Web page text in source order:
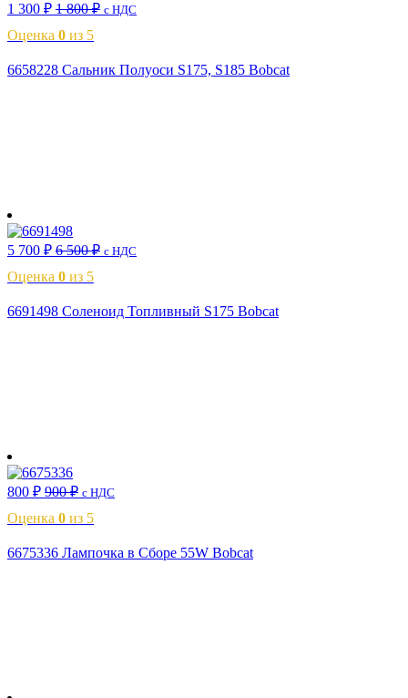
1 300 ₽ 1 800₽ с НДС
Оценка 0 из 5
6658228 Сальник Полуоси S175, S185 Bobcat
5 700 ₽ 6 500₽ с НДС
Оценка 0 из 5
6691498 Соленоид Топливный S175 Bobcat
800 ₽ 900₽ с НДС
Оценка 0 из 5
6675336 Лампочка в Сборе 55W Bobcat